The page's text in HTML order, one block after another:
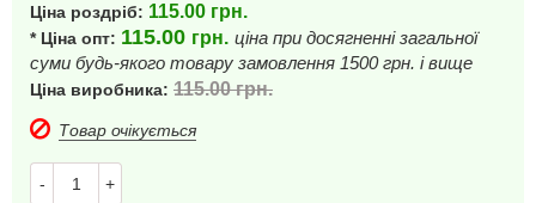
Ціна роздріб: 115.00 грн.
* Ціна опт: 115.00 грн. ціна при досягненні загальної
суми будь-якого товару замовлення 1500 грн. і вище
Ціна виробника: 115.00грн.
Товар очікується
- +